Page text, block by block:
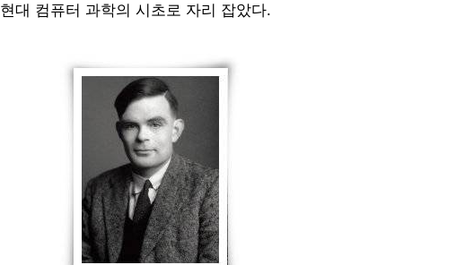
대 컴퓨터 과학의 시초로 자리 잡았다.